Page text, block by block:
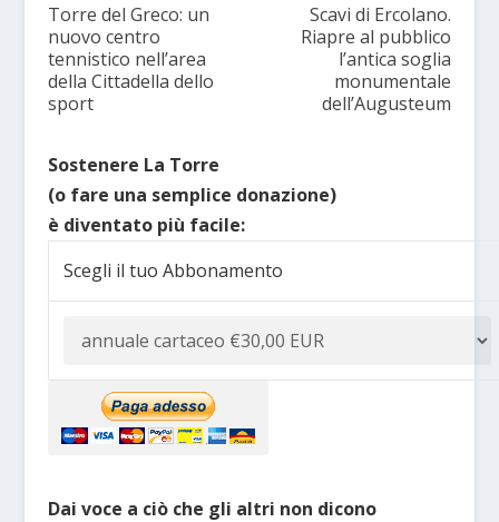
Torre del Greco: un
nuovo centro
tennistico nell’area
della Cittadella dello
sport
Scavi di Ercolano.
Riapre al pubblico
l’antica soglia
monumentale
dell’Augusteum
Sostenere La Torre
(o fare una semplice donazione)
è diventato più facile:
Scegli il tuo Abbonamento
Dai voce a ciò che gli altri non dicono